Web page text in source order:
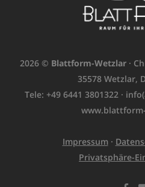
2026 © Blattform-Wetzlar·
35578 Wetzlar,
Tele: +49 6441 3801322 ·
Impressum·
Privatsphäre-